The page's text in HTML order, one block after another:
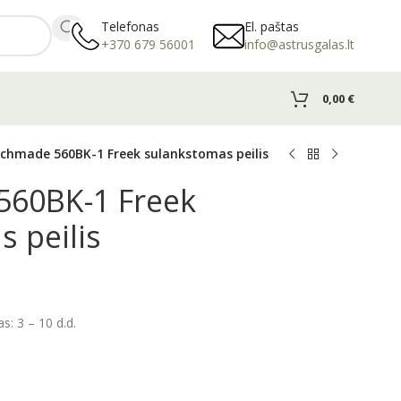
Telefonas
+370 679 56001
El. paštas
info@astrusgalas.lt
0,00 €
560BK-1 Freek sulankstomas peilis
1 Freek
peilis
3 – 10 d.d.